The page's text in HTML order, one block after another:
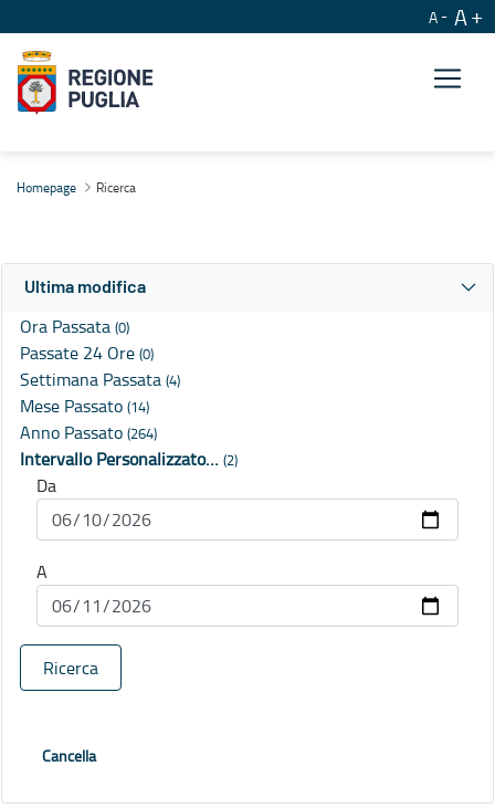
A A
Homepage Ricerca
Ultima modifica
Ora Passata (0)
Passate 24 Ore (0)
Settimana Passata (4)
Mese Passato (14)
Anno Passato (264)
Intervallo Personalizzato… (2)
Da
A
Ricerca
Cancella